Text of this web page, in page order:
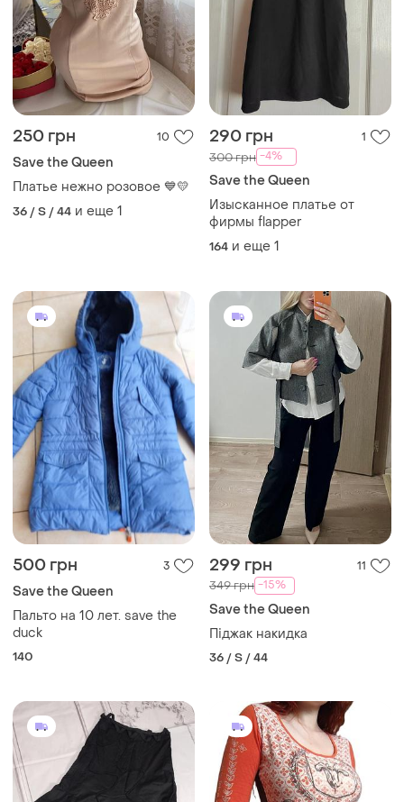
250 грн 10
Save the Queen
Платье нежно розовое 💙💛
36 / S / 44 и еще 1
290 грн 1
300 грн -4%
Save the Queen
Изысканное платье от
фирмы flapper
164 и еще 1
500 грн 3
Save the Queen
Пальто на 10 лет. save the
duck
140
299 грн 11
349 грн -15%
Save the Queen
Піджак накидка
36 / S / 44